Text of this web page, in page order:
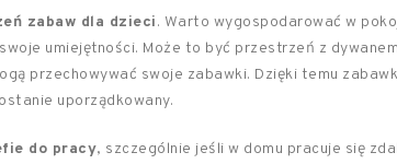
zabaw dla dzieci. Warto wygospodarować w
umiejętności. Może to być przestrzeń z
przechowywać swoje zabawki. Dzięki temu
uporządkowany.
do pracy, szczególnie jeśli w domu pracuje się